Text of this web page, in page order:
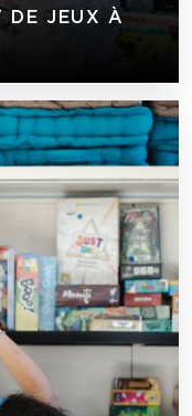
DE JEUX À